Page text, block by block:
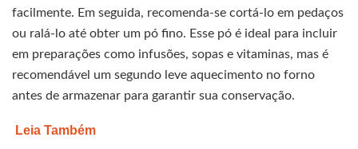
facilmente. Em seguida, recomenda-se cortá-lo em pedaços
ou ralá-lo até obter um pó fino. Esse pó é ideal para incluir
em preparações como infusões, sopas e vitaminas, mas é
recomendável um segundo leve aquecimento no forno
antes de armazenar para garantir sua conservação.
Leia Também